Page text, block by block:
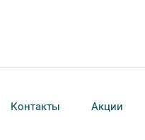
некоторые
Контакты Акции